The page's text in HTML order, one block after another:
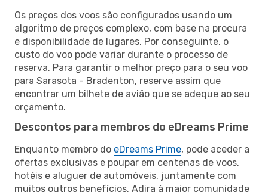
Os preços dos voos são configurados usando um
algoritmo de preços complexo, com base na procura
e disponibilidade de lugares. Por conseguinte, o
custo do voo pode variar durante o processo de
reserva. Para garantir o melhor preço para o seu voo
para Sarasota - Bradenton, reserve assim que
encontrar um bilhete de avião que se adeque ao seu
orçamento.
Descontos para membros do eDreams Prime
Enquanto membro do eDreams Prime, pode aceder a
ofertas exclusivas e poupar em centenas de voos,
hotéis e aluguer de automóveis, juntamente com
muitos outros benefícios. Adira à maior comunidade